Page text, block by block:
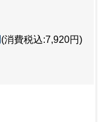
(消費税込:7,920円)